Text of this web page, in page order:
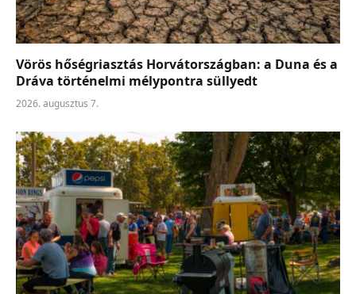
Vörös hőségriasztás Horvátországban: a Duna és a
Dráva történelmi mélypontra süllyedt
2026. augusztus 7.